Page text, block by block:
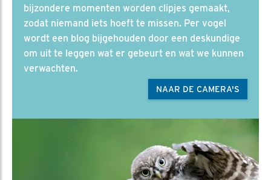
bijzondere momenten worden clipjes gemaakt,
zodat niemand iets hoeft te missen. Per vogel
wordt een blog bijgehouden door een deskundige
om uit te leggen wat er gebeurt en wat we kunnen
verwachten.
NAAR DE CAMERA'S